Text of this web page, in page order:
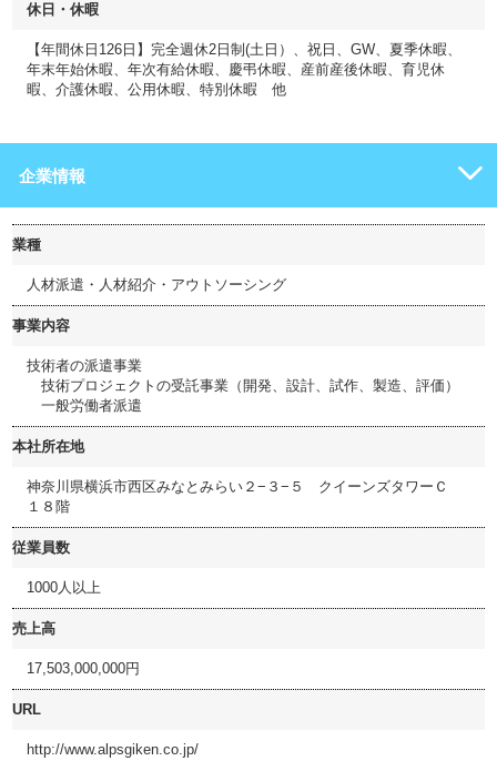
休日・休暇
【年間休日126日】完全週休2日制(土日）、祝日、GW、夏季休暇、
年末年始休暇、年次有給休暇、慶弔休暇、産前産後休暇、育児休
暇、介護休暇、公用休暇、特別休暇 他
企業情報
業種
人材派遣・人材紹介・アウトソーシング
事業内容
技術者の派遣事業
技術プロジェクトの受託事業（開発、設計、試作、製造、評価）
一般労働者派遣
本社所在地
神奈川県横浜市西区みなとみらい２−３−５ クイーンズタワーＣ
１８階
従業員数
1000人以上
売上高
17,503,000,000円
URL
http://www.alpsgiken.co.jp/